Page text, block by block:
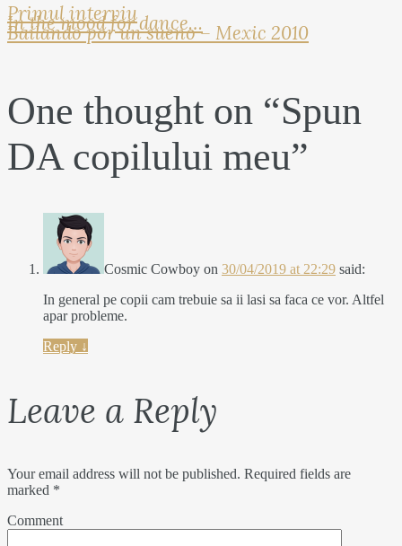
Primul interviu
In the mood for dance…
Bailando por un sueno – Mexic 2010
One thought on “Spun
DA copilului meu”
Cosmic Cowboy on 30/04/2019 at 22:29 said:
In general pe copii cam trebuie sa ii lasi sa faca ce vor. Altfel
apar probleme.
Reply ↓
Leave a Reply
Your email address will not be published. Required fields are
marked *
Comment